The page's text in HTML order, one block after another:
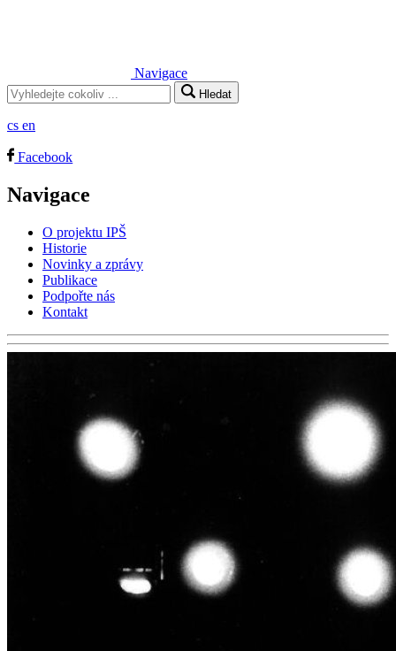
Navigace
Hledat
cs en
Facebook
Navigace
O projektu IPŠ
Historie
Novinky a zprávy
Publikace
Podpořte nás
Kontakt